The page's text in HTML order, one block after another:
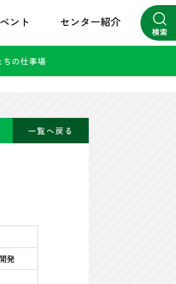
検索
ント センター紹介
ちの仕事場
一覧へ戻る
発